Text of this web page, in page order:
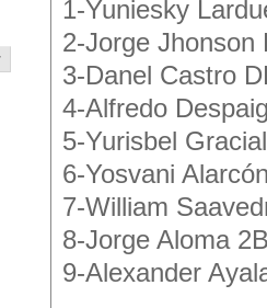
1-Yuniesky
2-Jorge Jhonson
3-Danel Castro
4-Alfredo
5-Yurisbel
6-Yosvani
7-William
8-Jorge Aloma
9-Alexander